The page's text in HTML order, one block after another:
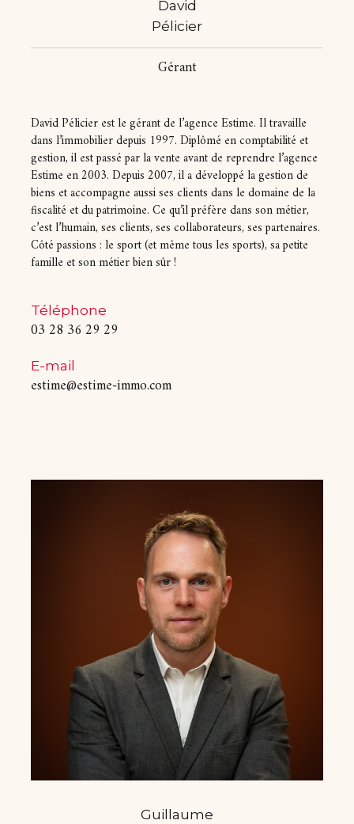
David
Pélicier
Gérant
David Pélicier est le gérant de l’agence Estime. Il travaille
dans l’immobilier depuis 1997. Diplômé en comptabilité et
gestion, il est passé par la vente avant de reprendre l’agence
Estime en 2003. Depuis 2007, il a développé la gestion de
biens et accompagne aussi ses clients dans le domaine de la
fiscalité et du patrimoine. Ce qu’il préfère dans son métier,
c’est l’humain, ses clients, ses collaborateurs, ses partenaires.
Côté passions : le sport (et même tous les sports), sa petite
famille et son métier bien sûr !
Téléphone
03 28 36 29 29
E-mail
estime@estime-immo.com
Guillaume
AFFINER LES CRITÈRES
COUPS DE COEUR EXCLUSIVITÉS
NOUVEAUTÉS